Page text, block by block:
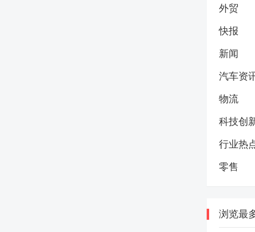
外贸
快报
新闻
汽车资
物流
科技创
行业热
零售
浏览最